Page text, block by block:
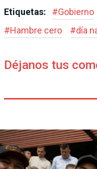
Etiquetas: #Gobierno
#Hambre cero #día
Déjanos tus